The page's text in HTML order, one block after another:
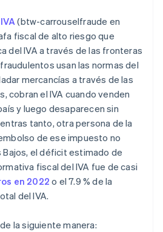
IVA(btw-carrouselfraude en
fiscal de alto riesgo que
del IVA a través de las fronteras
usan las normas del
mercancías a través de las
cobran el IVA cuando venden
y luego desaparecen sin
tanto, otra persona de la
de ese impuesto no
Bajos, el déficit estimado de
fiscal del IVA fue de casi
en 2022o el 7.9 % de la
del IVA.
la siguiente manera: